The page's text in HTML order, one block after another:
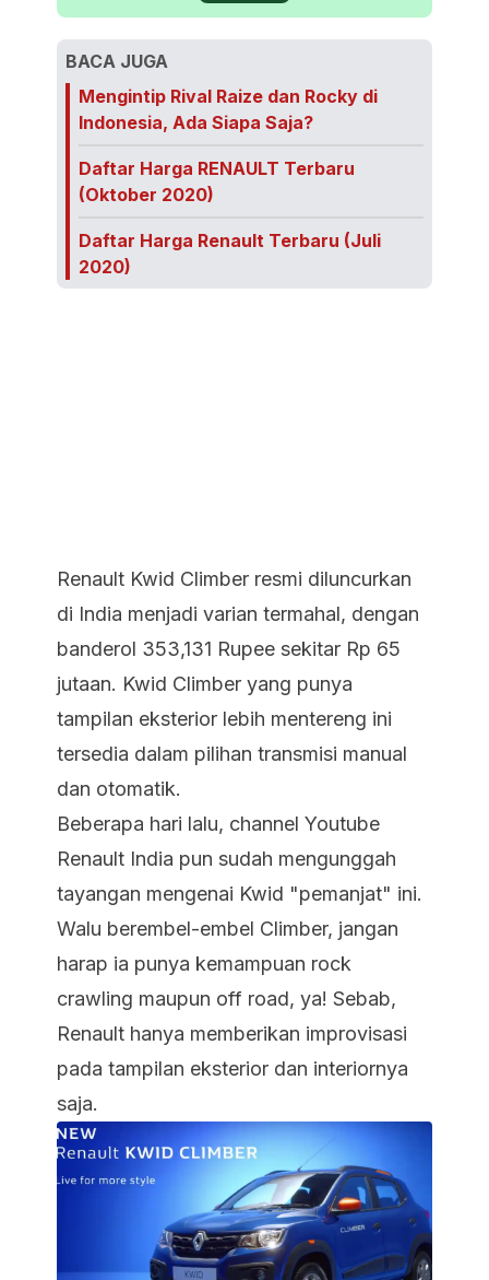
BACA JUGA
Mengintip Rival Raize dan Rocky di
Indonesia, Ada Siapa Saja?
Daftar Harga RENAULT Terbaru
(Oktober 2020)
Daftar Harga Renault Terbaru (Juli
2020)
Renault Kwid Climber resmi diluncurkan
di India menjadi varian termahal, dengan
banderol 353,131 Rupee sekitar Rp 65
jutaan. Kwid Climber yang punya
tampilan eksterior lebih mentereng ini
tersedia dalam pilihan transmisi manual
dan otomatik.
Beberapa hari lalu, channel Youtube
Renault India pun sudah mengunggah
tayangan mengenai Kwid "pemanjat" ini.
Walu berembel-embel Climber, jangan
harap ia punya kemampuan rock
crawling maupun off road, ya! Sebab,
Renault hanya memberikan improvisasi
pada tampilan eksterior dan interiornya
saja.